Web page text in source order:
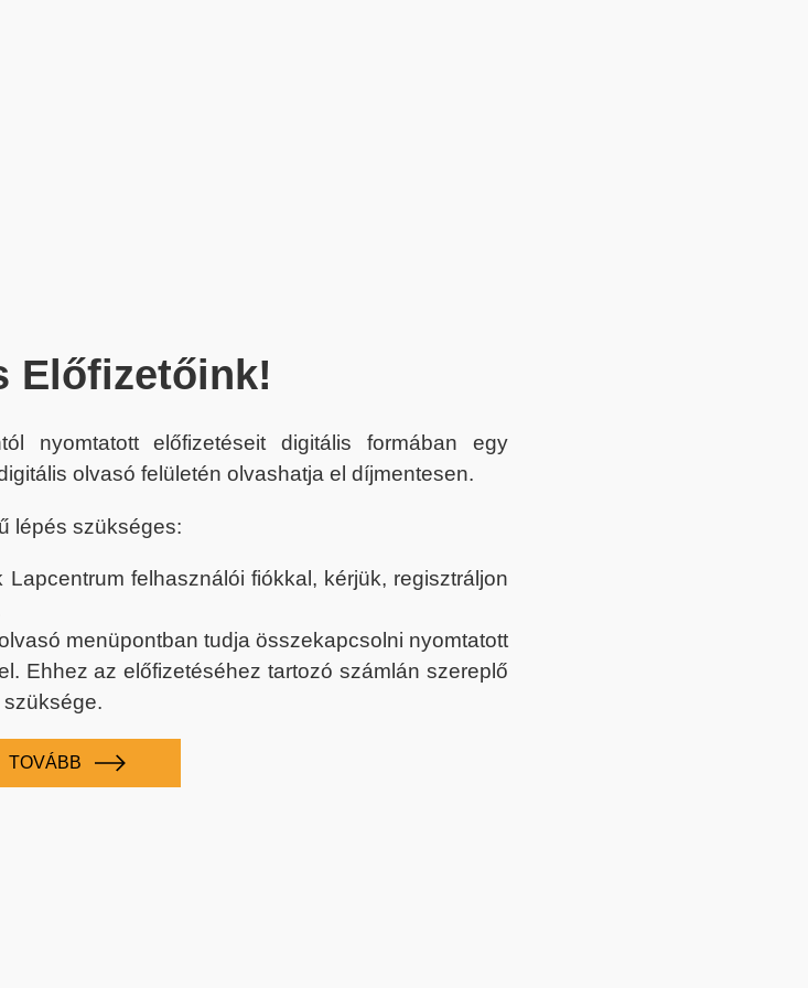
Előfizetőink!
nyomtatott előfizetéseit digitális formában egy
olvasó felületén olvashatja el díjmentesen.
lépés szükséges:
felhasználói fiókkal, kérjük, regisztráljon
menüpontban tudja összekapcsolni nyomtatott
Ehhez az előfizetéséhez tartozó számlán szereplő
TOVÁBB